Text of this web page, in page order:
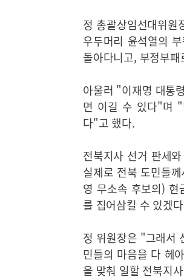
정 총괄상임선대위
우두머리 윤석열의
돌아다니고, 부정부
아울러 "이재명 대통
면 이길 수 있다"며 "
다"고 했다.
전북지사 선거 판세
실제로 전북 도민들
영 무소속 후보의) 현
를 집어삼킬 수 있겠
정 위원장은 "그래서
민들의 마음을 다 헤
을 맞춰 일할 전북지